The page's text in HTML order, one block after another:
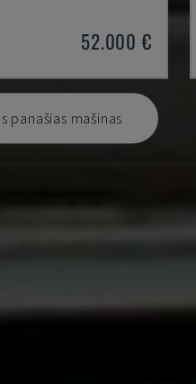
52.000 €
panašias mašinas